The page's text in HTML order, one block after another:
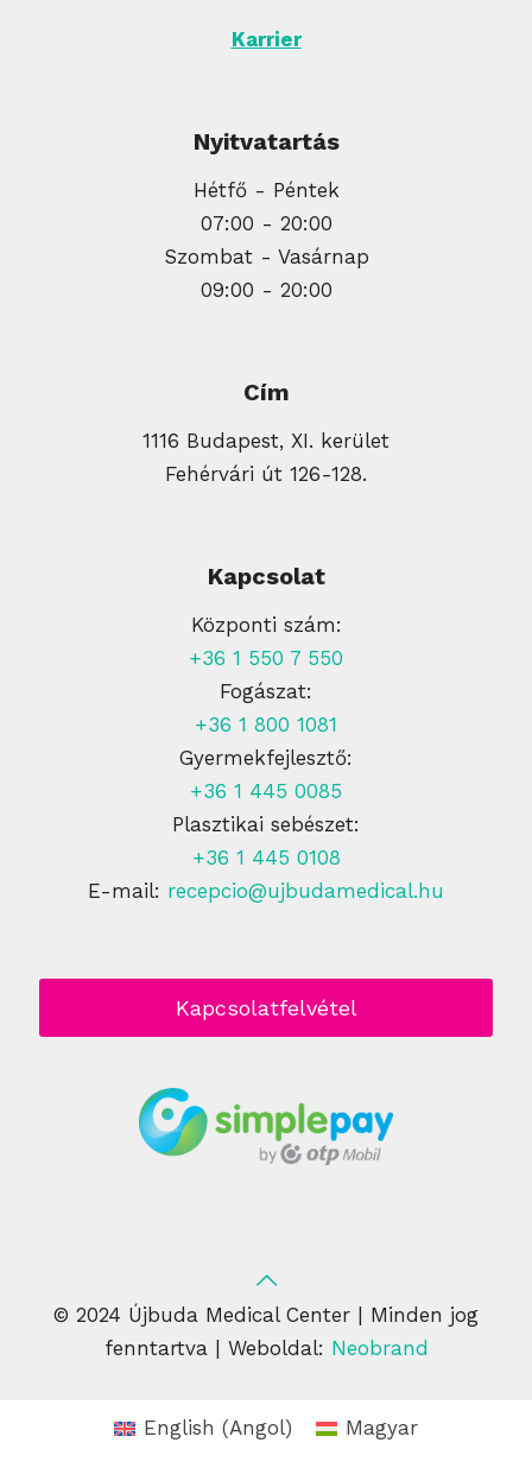
Karrier
Nyitvatartás
Hétfő - Péntek
07:00 - 20:00
Szombat - Vasárnap
09:00 - 20:00
Cím
1116 Budapest, XI. kerület
Fehérvári út 126-128.
Kapcsolat
Központi szám:
+36 1 550 7 550
Fogászat:
+36 1 800 1081
Gyermekfejlesztő:
+36 1 445 0085
Plasztikai sebészet:
+36 1 445 0108
E-mail: recepcio@ujbudamedical.hu
Kapcsolatfelvétel
© 2024 Újbuda Medical Center | Minden jog
fenntartva | Weboldal: Neobrand
English (Angol) Magyar